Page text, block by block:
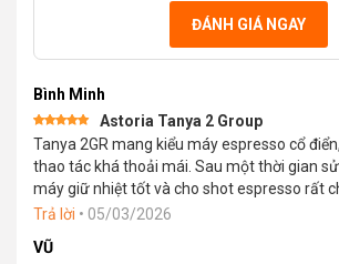
ĐÁNH GIÁ NGAY
Bình Minh
Được xếp
hạng55
sao
Astoria Tanya 2 Group
Tanya 2GR mang kiểu máy espresso cổ
thao tác khá thoải mái. Sau một thời gian
máy giữ nhiệt tốt và cho shot espresso rất
Trả lời • 05/03/2026
VŨ